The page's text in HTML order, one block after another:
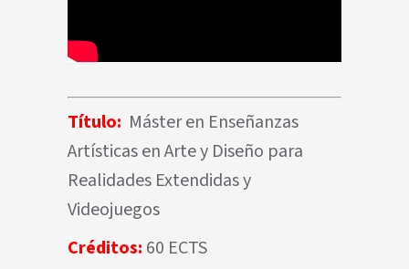
Título: Máster en Enseñanzas
Artísticas en Arte y Diseño para
Realidades Extendidas y
Videojuegos
Créditos: 60 ECTS